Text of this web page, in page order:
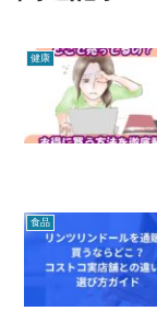
健康
食品